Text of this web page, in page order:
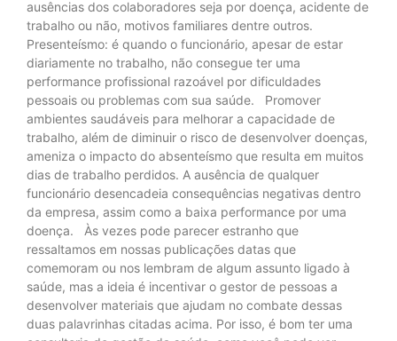
ausências dos colaboradores seja por doença, acidente de
trabalho ou não, motivos familiares dentre outros.
Presenteísmo: é quando o funcionário, apesar de estar
diariamente no trabalho, não consegue ter uma
performance profissional razoável por dificuldades
pessoais ou problemas com sua saúde. Promover
ambientes saudáveis para melhorar a capacidade de
trabalho, além de diminuir o risco de desenvolver doenças,
ameniza o impacto do absenteísmo que resulta em muitos
dias de trabalho perdidos. A ausência de qualquer
funcionário desencadeia consequências negativas dentro
da empresa, assim como a baixa performance por uma
doença. Às vezes pode parecer estranho que
ressaltamos em nossas publicações datas que
comemoram ou nos lembram de algum assunto ligado à
saúde, mas a ideia é incentivar o gestor de pessoas a
desenvolver materiais que ajudam no combate dessas
duas palavrinhas citadas acima. Por isso, é bom ter uma